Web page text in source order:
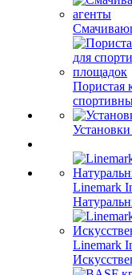
Пористая
Linemark
Linemark